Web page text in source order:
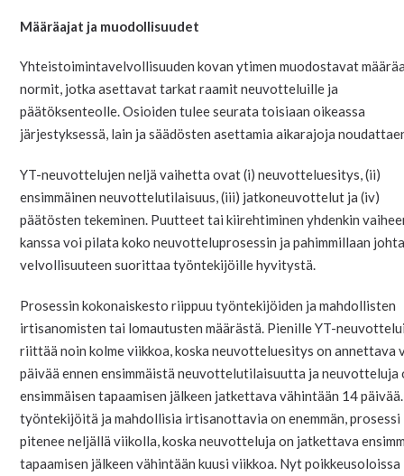
Määräajat ja muodollisuudet
Yhteistoimintavelvollisuuden kovan ytimen muodostavat
normit, jotka asettavat tarkat raamit neuvotteluille ja
päätöksenteolle. Osioiden tulee seurata toisiaan oikeassa
järjestyksessä, lain ja säädösten asettamia aikarajoja
YT-neuvottelujen neljä vaihetta ovat (i) neuvotteluesitys, (ii)
ensimmäinen neuvottelutilaisuus, (iii) jatkoneuvottelut ja (iv)
päätösten tekeminen. Puutteet tai kiirehtiminen yhdenkin
kanssa voi pilata koko neuvotteluprosessin ja pahimmillaan
velvollisuuteen suorittaa työntekijöille hyvitystä.
Prosessin kokonaiskesto riippuu työntekijöiden ja mahdollisten
irtisanomisten tai lomautusten määrästä. Pienille YT-
riittää noin kolme viikkoa, koska neuvotteluesitys on annettava
päivää ennen ensimmäistä neuvottelutilaisuutta ja neuvotteluja
ensimmäisen tapaamisen jälkeen jatkettava vähintään 14
työntekijöitä ja mahdollisia irtisanottavia on enemmän, prosessi
pitenee neljällä viikolla, koska neuvotteluja on jatkettava
tapaamisen jälkeen vähintään kuusi viikkoa. Nyt poikkeusoloissa